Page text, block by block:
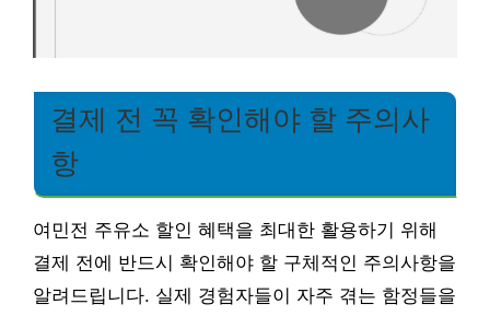
결제 전 꼭 확인해야 할 주의사
항
여민전 주유소 할인 혜택을 최대한 활용하기 위해
결제 전에 반드시 확인해야 할 구체적인 주의사항을
알려드립니다. 실제 경험자들이 자주 겪는 함정들을